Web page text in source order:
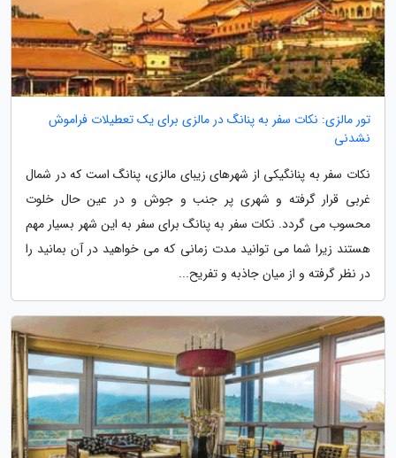
تور مالزی: نکات سفر به پنانگ در مالزی برای یک تعطیلات فراموش
نشدنی
نکات سفر به پنانگیکی از شهرهای زیبای مالزی، پنانگ است که در شمال
غربی قرار گرفته و شهری پر جنب و جوش و در عین حال خلوت
محسوب می گردد. نکات سفر به پنانگ برای سفر به این شهر بسیار مهم
هستند زیرا شما می توانید مدت زمانی که می خواهید در آن بمانید را
در نظر گرفته و از میان جاذبه و تفریح...